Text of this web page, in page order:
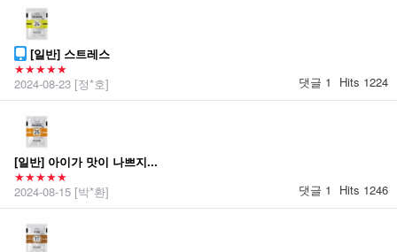
댓글 1 Hits 1224
[일반] 스트레스
★★★★★
2024-08-23 [정*호]
댓글 1 Hits 1246
[일반] 아이가 맛이 나쁘지...
★★★★★
2024-08-15 [박*환]